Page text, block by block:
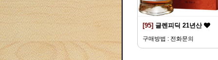
[95] 글렌피딕 21년산
구매방법 : 전화문의